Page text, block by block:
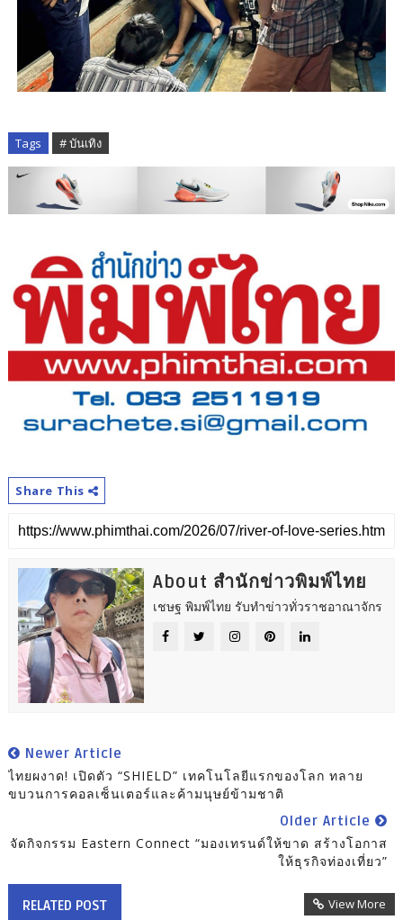
Tags # บันเทิง
Share This
About สำนักข่าวพิมพ์ไทย
เชษฐ พิมพ์ไทย รับทำข่าวทั่วราชอาณาจักร
Newer Article
ไทยผงาด! เปิดตัว “SHIELD” เทคโนโลยีแรกของโลก ทลาย
ขบวนการคอลเซ็นเตอร์และค้ามนุษย์ข้ามชาติ
Older Article
จัดกิจกรรม Eastern Connect “มองเทรนด์ให้ขาด สร้างโอกาส
ให้ธุรกิจท่องเที่ยว”
RELATED POST View More